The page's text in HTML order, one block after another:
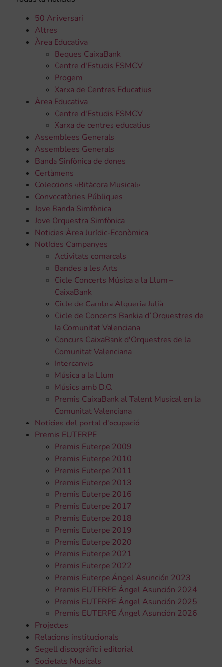
50 Aniversari
Altres
Àrea Educativa
Beques CaixaBank
Centre d'Estudis FSMCV
Progem
Xarxa de Centres Educatius
Àrea Educativa
Centre d'Estudis FSMCV
Xarxa de centres educatius
Assemblees Generals
Assemblees Generals
Banda Sinfònica de dones
Certàmens
Coleccions «Bitàcora Musical»
Convocatòries Públiques
Jove Banda Simfònica
Jove Orquestra Simfònica
Noticies Àrea Jurídic-Econòmica
Notícies Campanyes
Activitats comarcals
Bandes a les Arts
Cicle Concerts Música a la Llum –
CaixaBank
Cicle de Cambra Alqueria Julià
Cicle de Concerts Bankia d´Orquestres de
la Comunitat Valenciana
Concurs CaixaBank d'Orquestres de la
Comunitat Valenciana
Intercanvis
Música a la Llum
Músics amb D.O.
Premis CaixaBank al Talent Musical en la
Comunitat Valenciana
Noticies del portal d'ocupació
Premis EUTERPE
Premis Euterpe 2009
Premis Euterpe 2010
Premis Euterpe 2011
Premis Euterpe 2013
Premis Euterpe 2016
Premis Euterpe 2017
Premis Euterpe 2018
Premis Euterpe 2019
Premis Euterpe 2020
Premis Euterpe 2021
Premis Euterpe 2022
Premis Euterpe Ángel Asunción 2023
Premis EUTERPE Ángel Asunción 2024
Premis EUTERPE Ángel Asunción 2025
Premis EUTERPE Ángel Asunción 2026
Projectes
Relacions institucionals
Segell discogràfic i editorial
Societats Musicals